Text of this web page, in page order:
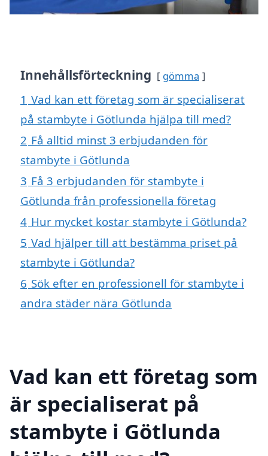
Innehållsförteckning gömma
1 Vad kan ett företag som är specialiserat
på stambyte i Götlunda hjälpa till med?
2 Få alltid minst 3 erbjudanden för
stambyte i Götlunda
3 Få 3 erbjudanden för stambyte i
Götlunda från professionella företag
4 Hur mycket kostar stambyte i Götlunda?
5 Vad hjälper till att bestämma priset på
stambyte i Götlunda?
6 Sök efter en professionell för stambyte i
andra städer nära Götlunda
Vad kan ett företag som
är specialiserat på
stambyte i Götlunda